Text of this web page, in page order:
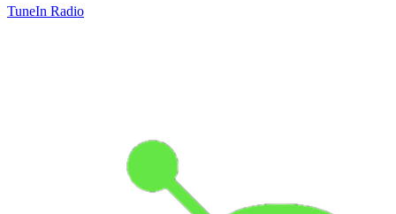
TuneIn Radio